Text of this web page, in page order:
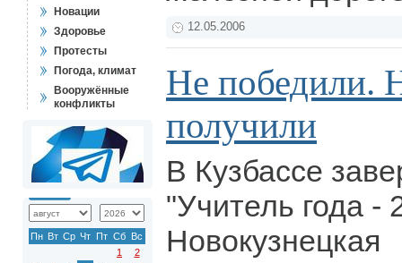
Новации
Здоровье
Протесты
Погода, климат
Вооружённые
конфликты
Пн Вт Ср Чт Пт Сб Вс
1
2
12.05.2006
Не победили.
получили
В Кузбассе
"Учитель года -
Новокузнецкая